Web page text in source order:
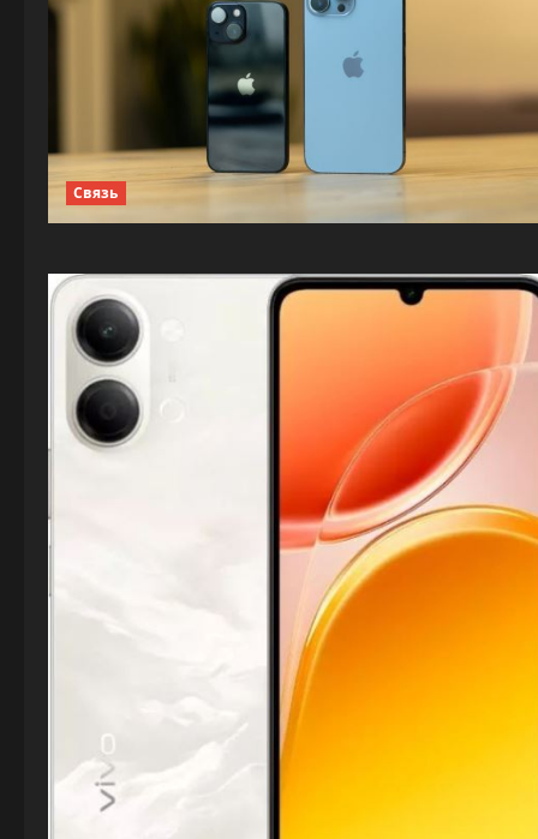
Связь